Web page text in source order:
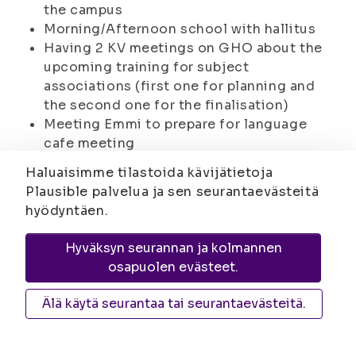
the campus
Morning/Afternoon school with hallitus
Having 2 KV meetings on GHO about the
upcoming training for subject
associations (first one for planning and
the second one for the finalisation)
Meeting Emmi to prepare for language
cafe meeting
about the practicalities regarding the
language cafes receiving credit points
Järjestökoulutus in Joensuu and Kuopio
(introduction In Joensuu and taking part
in the kv training itself on both campuses)
KV-meeting about SYL avausemma and the
ISYY’s KV sector’s role in there
SYL avaussemma in Turku
Haluaisimme tilastoida kävijätietoja
Plausible palvelua ja sen seurantaevästeitä
hyödyntäen.
Hyväksyn seurannan ja kolmannen
osapuolen evästeet.
Älä käytä seurantaa tai seurantaevästeitä.